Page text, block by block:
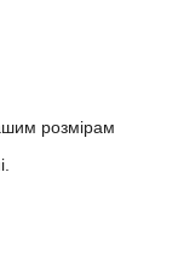
розмірам